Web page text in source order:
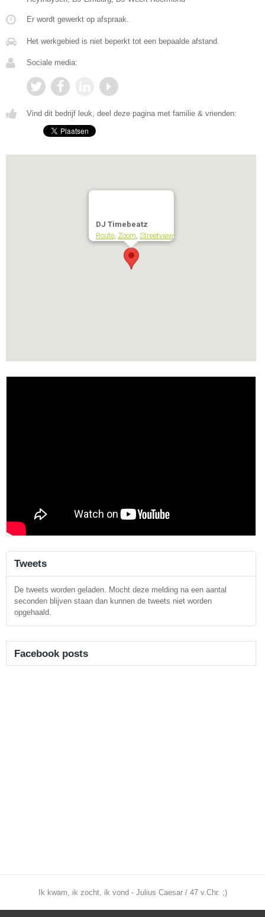
Er wordt gewerkt op afspraak.
Het werkgebied is niet beperkt tot een bepaalde afstand.
Sociale media:
Vind dit bedrijf leuk, deel deze pagina met familie & vrienden:
DJ Timebeatz
Route, Zoom, Streetview
Tweets
De tweets worden geladen. Mocht deze melding na een aantal
seconden blijven staan dan kunnen de tweets niet worden
opgehaald.
Facebook posts
Ik kwam, ik zocht, ik vond - Julius Caesar / 47 v.Chr. ;)